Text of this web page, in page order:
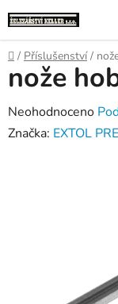
na
obsah
Domů
/ Příslušenství /
nože
Průměrné
hodnocení
Neohodnoceno
Značka: EXTOL